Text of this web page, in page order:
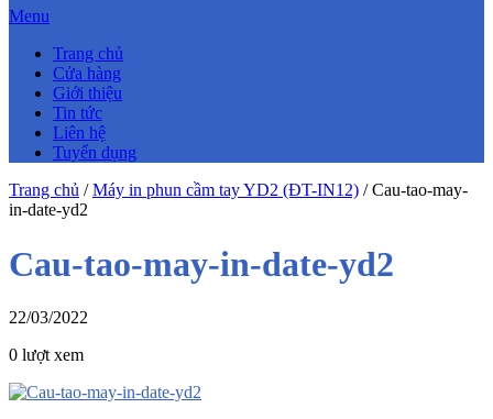
Menu
Trang chủ
Cửa hàng
Giới thiệu
Tin tức
Liên hệ
Tuyển dụng
Trang chủ /Máy in phun cầm tay YD2 (ĐT-IN12) /Cau-tao-may-
in-date-yd2
Cau-tao-may-in-date-yd2
22/03/2022
0 lượt xem